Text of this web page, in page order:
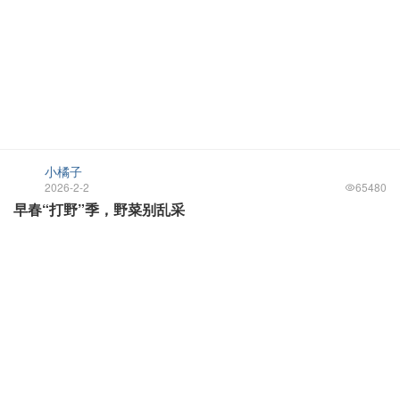
小橘子
2026-2-2 65480
早春“打野”季，野菜别乱采